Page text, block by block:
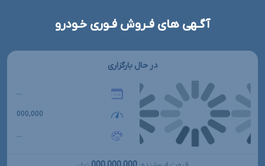
آگـهی های فـروش فـوری خـودرو
در حال بارگزاری
...
000,000
...